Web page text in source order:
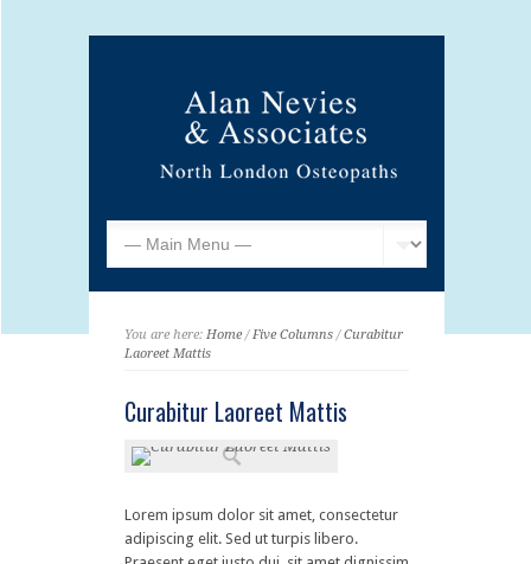
You are here: Home/Five Columns/Curabitur
Laoreet Mattis
Curabitur Laoreet Mattis
Lorem ipsum dolor sit amet, consectetur
adipiscing elit. Sed ut turpis libero.